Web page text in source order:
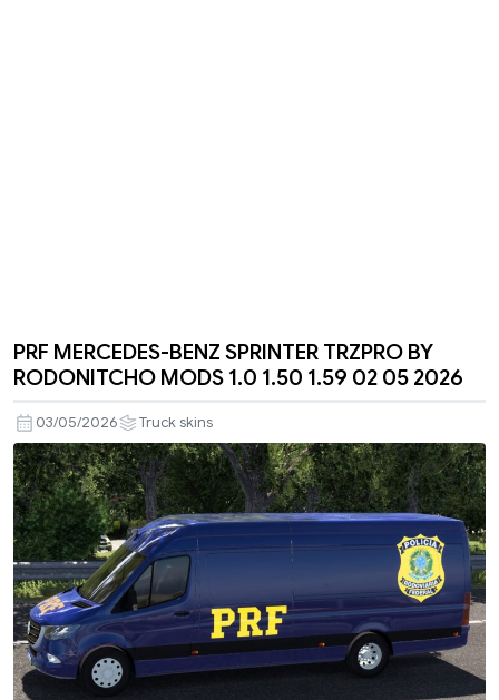
PRF MERCEDES-BENZ SPRINTER TRZPRO BY
RODONITCHO MODS 1.0 1.50 1.59 02 05 2026
03/05/2026 Truck skins